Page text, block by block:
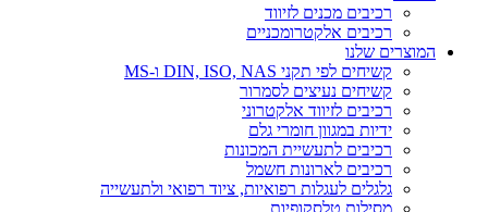
רכיבים מכנים לזיווד
רכיבים אלקטרומכניים
המוצרים שלנו
קשיחים לפי תקני DIN, ISO, NAS ו-MS
קשיחים נעיצים לסמרור
רכיבים לזיווד אלקטרוני
ידיות במגוון חומרי גלם
רכיבים לתעשיית המכונות
רכיבים לארונות חשמל
גלגלים לעגלות רפואיות, ציוד רפואי ולתעשייה
מסילות טלסקופיות